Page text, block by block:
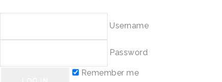
Pavel
Username
Password
Remember me